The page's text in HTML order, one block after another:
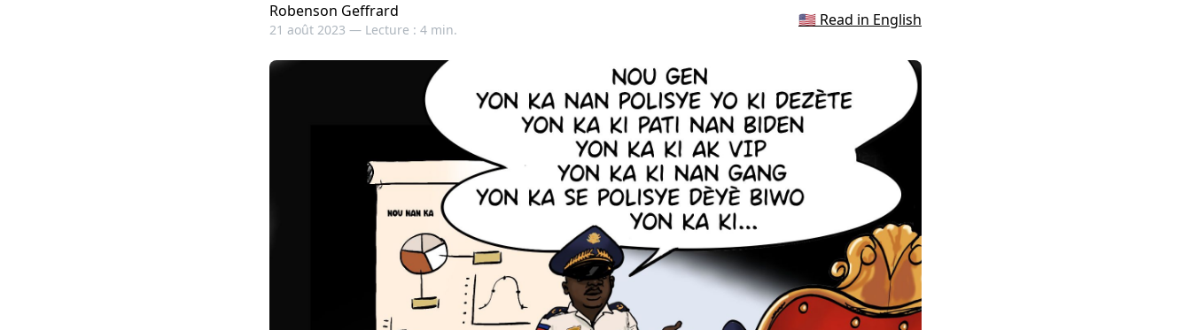
Robenson Geffrard
21 août 2023 — Lecture : 4 min.
🇺🇸 Read in English